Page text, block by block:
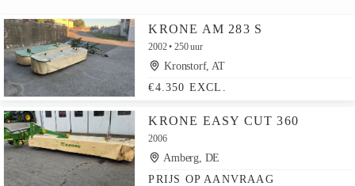
KRONE AM 283 S
2002 250 uur
Kronstorf, AT
€4.350 EXCL.
KRONE EASY CUT 360
2006
Amberg, DE
PRIJS OP AANVRAAG